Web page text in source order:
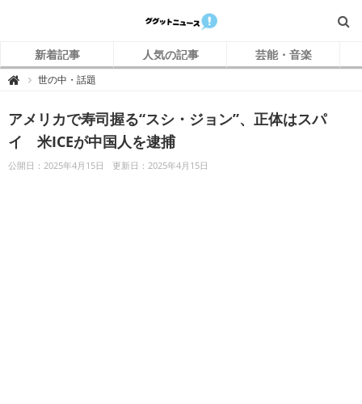
新着記事 人気の記事 芸能・音楽
 グ
ニ
ュ
ー
世の中・話題
アメリカで寿司握る“スシ・ジョン”、正体はスパ
イ 米ICEが中国人を逮捕
公開日：2025年4月15日 更新日：2025年4月15日